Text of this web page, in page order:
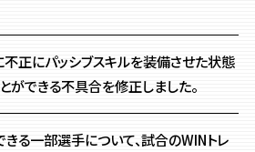
正にパッシブスキルを装備させた状態
ができる不具合を修正しました。
きる一部選手について、試合のWINトレ